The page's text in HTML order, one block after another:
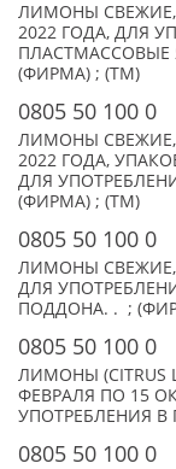
ЛИМОНЫ СВЕЖИЕ,
2022 ГОДА, ДЛЯ
ПЛАСТМАССОВЫЕ
(ФИРМА) ; (TM)
0805 50 100 0
ЛИМОНЫ СВЕЖИЕ,
2022 ГОДА,
ДЛЯ
(ФИРМА) ; (TM)
0805 50 100 0
ЛИМОНЫ СВЕЖИЕ,
ДЛЯ
ПОДДОНА. . ;
0805 50 100 0
ЛИМОНЫ (CITRUS
ФЕВРАЛЯ ПО 15
УПОТРЕБЛЕНИЯ В
0805 50 100 0